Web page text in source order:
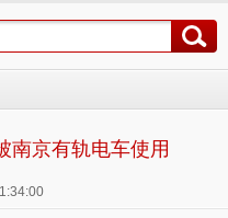
南京有轨电车使用